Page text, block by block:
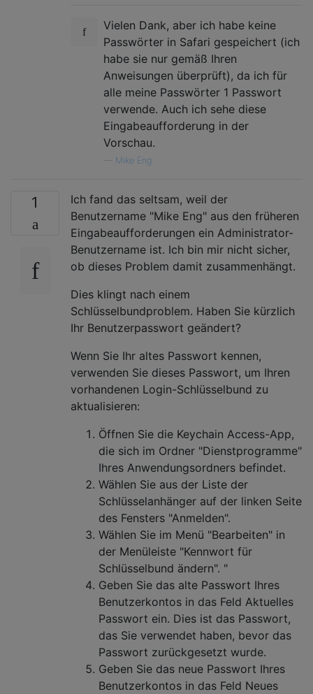
Vielen Dank, aber ich habe keine
Passwörter in Safari gespeichert (ich
habe sie nur gemäß Ihren
Anweisungen überprüft), da ich für
alle meine Passwörter 1 Passwort
verwende. Auch ich sehe diese
Eingabeaufforderung in der
Vorschau.
Mike Eng
1
Ich fand das seltsam, weil der
Benutzername "Mike Eng" aus den früheren
Eingabeaufforderungen ein Administrator-
Benutzername ist. Ich bin mir nicht sicher,
ob dieses Problem damit zusammenhängt.
Dies klingt nach einem
Schlüsselbundproblem. Haben Sie kürzlich
Ihr Benutzerpasswort geändert?
Wenn Sie Ihr altes Passwort kennen,
verwenden Sie dieses Passwort, um Ihren
vorhandenen Login-Schlüsselbund zu
aktualisieren:
Öffnen Sie die Keychain Access-App,
die sich im Ordner "Dienstprogramme"
Ihres Anwendungsordners befindet.
Wählen Sie aus der Liste der
Schlüsselanhänger auf der linken Seite
des Fensters "Anmelden".
Wählen Sie im Menü "Bearbeiten" in
der Menüleiste "Kennwort für
Schlüsselbund ändern". "
Geben Sie das alte Passwort Ihres
Benutzerkontos in das Feld Aktuelles
Passwort ein. Dies ist das Passwort,
das Sie verwendet haben, bevor das
Passwort zurückgesetzt wurde.
Geben Sie das neue Passwort Ihres
Benutzerkontos in das Feld Neues